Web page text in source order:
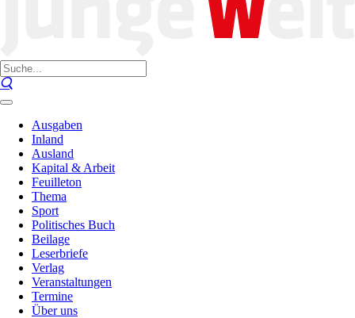
Ausgaben
Inland
Ausland
Kapital & Arbeit
Feuilleton
Thema
Sport
Politisches Buch
Beilage
Leserbriefe
Verlag
Veranstaltungen
Termine
Über uns